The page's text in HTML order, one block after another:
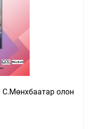
олон